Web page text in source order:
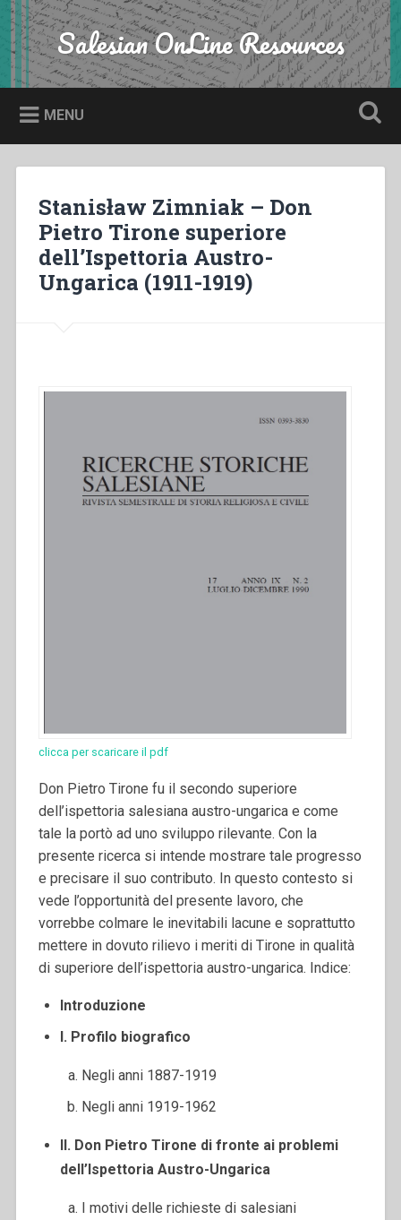
Skip
to
content
Search Salesian OnLine Resources
MENU
Stanisław Zimniak – Don
Pietro Tirone superiore
dell’Ispettoria Austro-
Ungarica (1911-1919)
clicca per scaricare il pdf
Don Pietro Tirone fu il secondo superiore
dell’ispettoria salesiana austro-ungarica e come
tale la portò ad uno sviluppo rilevante. Con la
presente ricerca si intende mostrare tale progresso
e precisare il suo contributo. In questo contesto si
vede l’opportunità del presente lavoro, che
vorrebbe colmare le inevitabili lacune e soprattutto
mettere in dovuto rilievo i meriti di Tirone in qualità
di superiore dell’ispettoria austro-ungarica. Indice:
Introduzione
I. Profilo biografico
Negli anni 1887-1919
Negli anni 1919-1962
II. Don Pietro Tirone di fronte ai problemi
dell’Ispettoria Austro-Ungarica
I motivi delle richieste di salesiani